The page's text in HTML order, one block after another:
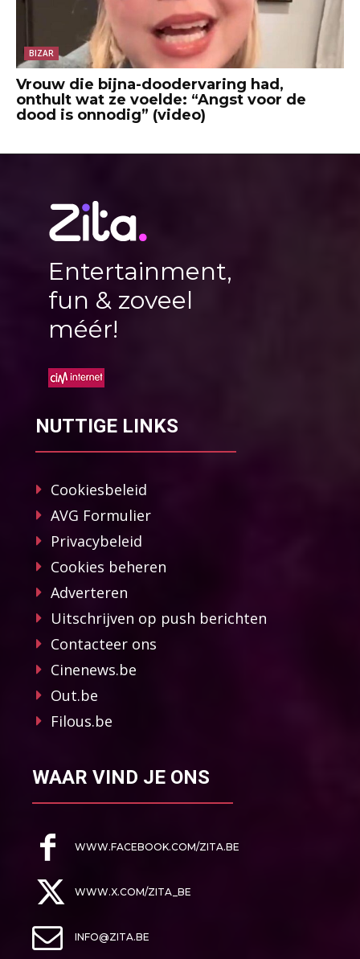
BIZAR
Vrouw die bijna-doodervaring had,
onthult wat ze voelde: “Angst voor de
dood is onnodig” (video)
Entertainment,
fun & zoveel
méér!
NUTTIGE LINKS
Cookiesbeleid
AVG Formulier
Privacybeleid
Cookies beheren
Adverteren
Uitschrijven op push berichten
Contacteer ons
Cinenews.be
Out.be
Filous.be
WAAR VIND JE ONS
WWW.FACEBOOK.COM/ZITA.BE
WWW.X.COM/ZITA_BE
INFO@ZITA.BE